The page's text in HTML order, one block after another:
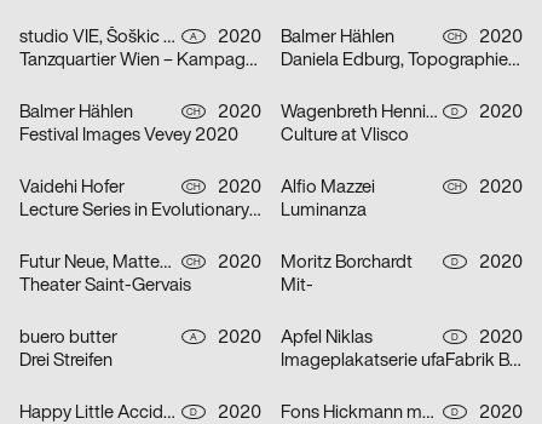
studio VIE, Šoškic Katarina, Scherabon Herwig A
2020
Tanzquartier Wien – Kampagne Camilla Schielin
Balmer Hählen CH
2020
Daniela Edburg, Topographies of Transformation
Balmer Hählen CH
2020
Festival Images Vevey 2020
Wagenbreth Henning D
2020
Culture at Vlisco
Vaidehi Hofer CH
2020
Lecture Series in Evolutionary Ecology
Alfio Mazzei CH
2020
Luminanza
Futur Neue, Matteo Venet CH
2020
Theater Saint-Gervais
Moritz Borchardt D
2020
Mit-
buero butter A
2020
Drei Streifen
Apfel Niklas D
2020
Imageplakatserie ufaFabrik Berlin
Happy Little Accidents D
2020
Fons Hickmann m23 D
2020